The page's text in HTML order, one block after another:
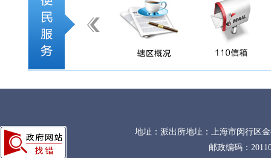
地址：派出所地址：上海市闵行区
邮政编码：